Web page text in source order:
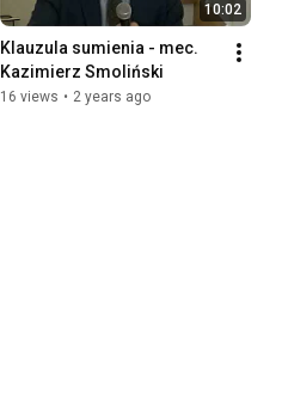
10:02
Klauzula sumienia - mec.
Kazimierz Smoliński
16 views • 2 years ago